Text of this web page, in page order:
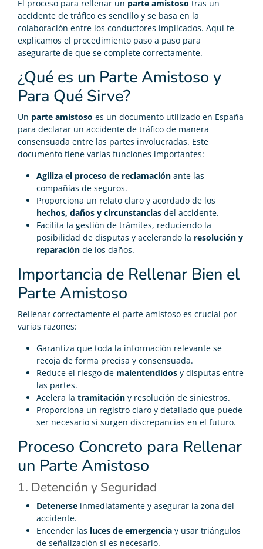
El proceso para rellenar un parte amistoso tras un
accidente de tráfico es sencillo y se basa en la
colaboración entre los conductores implicados. Aquí te
explicamos el procedimiento paso a paso para
asegurarte de que se complete correctamente.
¿Qué es un Parte Amistoso y
Para Qué Sirve?
Un parte amistoso es un documento utilizado en España
para declarar un accidente de tráfico de manera
consensuada entre las partes involucradas. Este
documento tiene varias funciones importantes:
Agiliza el proceso de reclamación ante las
compañías de seguros.
Proporciona un relato claro y acordado de los
hechos, daños y circunstancias del accidente.
Facilita la gestión de trámites, reduciendo la
posibilidad de disputas y acelerando la resolución y
reparación de los daños.
Importancia de Rellenar Bien el
Parte Amistoso
Rellenar correctamente el parte amistoso es crucial por
varias razones:
Garantiza que toda la información relevante se
recoja de forma precisa y consensuada.
Reduce el riesgo de malentendidos y disputas entre
las partes.
Acelera la tramitación y resolución de siniestros.
Proporciona un registro claro y detallado que puede
ser necesario si surgen discrepancias en el futuro.
Proceso Concreto para Rellenar
un Parte Amistoso
1. Detención y Seguridad
Detenerse inmediatamente y asegurar la zona del
accidente.
Encender las luces de emergencia y usar triángulos
de señalización si es necesario.